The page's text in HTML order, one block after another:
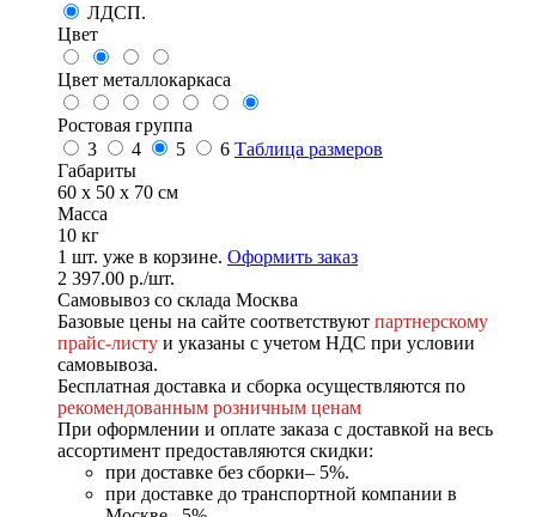
ЛДСП.
Цвет
Цвет металлокаркаса
Ростовая группа
3
4 5 6 Таблица размеров
Габариты
60 x 50 x 70 см
Масса
10 кг
1 шт. уже в корзине. Оформить заказ
2 397.00 р./шт.
Самовывоз со склада Москва
Базовые цены на сайте соответствуют партнерскому
прайс-листу и указаны с учетом НДС при условии
самовывоза.
Бесплатная доставка и сборка осуществляются по
рекомендованным розничным ценам
При оформлении и оплате заказа с доставкой на весь
ассортимент предоставляются скидки:
при доставке без сборки– 5%.
при доставке до транспортной компании в